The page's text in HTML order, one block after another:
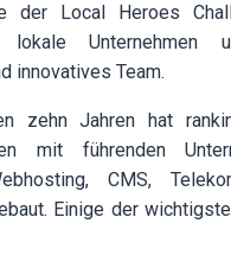
der Local Heroes
lokale
innovatives Team.
zehn Jahren hat
mit führenden
CMS,
Einige der